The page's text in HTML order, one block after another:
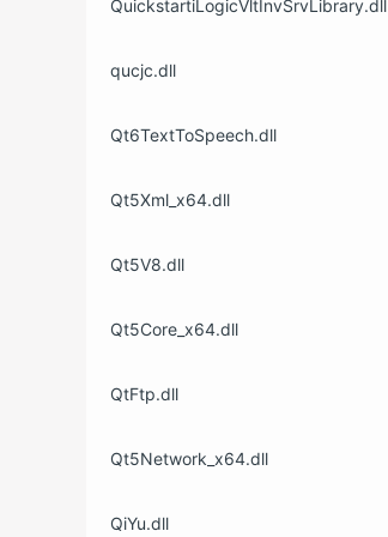
QuickstartiLogicVltInvSrvLibrary.dll
qucjc.dll
Qt6TextToSpeech.dll
Qt5Xml_x64.dll
Qt5V8.dll
Qt5Core_x64.dll
QtFtp.dll
Qt5Network_x64.dll
QiYu.dll